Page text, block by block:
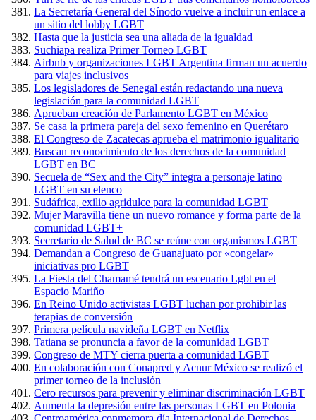
La Secretaría General del Sínodo vuelve a incluir un enlace a
un sitio del lobby LGBT
Hasta que la justicia sea una aliada de la igualdad
Suchiapa realiza Primer Torneo LGBT
Airbnb y organizaciones LGBT Argentina firman un acuerdo
para viajes inclusivos
Los legisladores de Senegal están redactando una nueva
legislación para la comunidad LGBT
Aprueban creación de Parlamento LGBT en México
Se casa la primera pareja del sexo femenino en Querétaro
El Congreso de Zacatecas aprueba el matrimonio igualitario
Buscan reconocimiento de los derechos de la comunidad
LGBT en BC
Secuela de “Sex and the City” integra a personaje latino
LGBT en su elenco
Sudáfrica, exilio agridulce para la comunidad LGBT
Mujer Maravilla tiene un nuevo romance y forma parte de la
comunidad LGBT+
Secretario de Salud de BC se reúne con organismos LGBT
Demandan a Congreso de Guanajuato por «congelar»
iniciativas pro LGBT
La Fiesta del Chamamé tendrá un escenario Lgbt en el
Espacio Mariño
En Reino Unido activistas LGBT luchan por prohibir las
terapias de conversión
Primera película navideña LGBT en Netflix
Tatiana se pronuncia a favor de la comunidad LGBT
Congreso de MTY cierra puerta a comunidad LGBT
En colaboración con Conapred y Acnur México se realizó el
primer torneo de la inclusión
Cero recursos para prevenir y eliminar discriminación LGBT
Aumenta la depresión entre las personas LGBT en Polonia